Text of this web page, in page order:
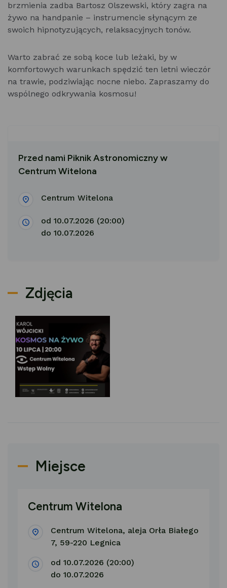
brzmienia zadba Bartosz Olszewski, który zagra na
żywo na handpanie – instrumencie słynącym ze
swoich hipnotyzujących, relaksacyjnych tonów.
Warto zabrać ze sobą koce lub leżaki, by w
komfortowych warunkach spędzić ten letni wieczór
na trawie, podziwiając nocne niebo. Zapraszamy do
wspólnego odkrywania kosmosu!
Przed nami Piknik Astronomiczny w
Centrum Witelona
Centrum Witelona
od 10.07.2026 (20:00)
do 10.07.2026
Zdjęcia
Miejsce
Centrum Witelona
Centrum Witelona, aleja Orła Białego
7, 59-220 Legnica
od 10.07.2026 (20:00)
do 10.07.2026